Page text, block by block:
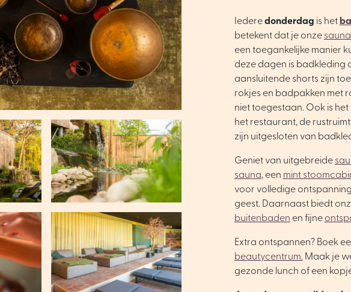
Iederedonderdag is het
betekent dat je onze
een toegankelijke manier
deze dagen is badkleding
aansluitende shorts zijn
rokjes en badpakken met
niet toegestaan. Ook is
het restaurant, de
zijn uitgesloten van
Geniet van uitgebreide
sauna, een mint
voor volledige
geest. Daarnaast biedt
buitenbaden en fijne
Extra ontspannen? Boek
beautycentrum. Maak je
gezonde lunch of een